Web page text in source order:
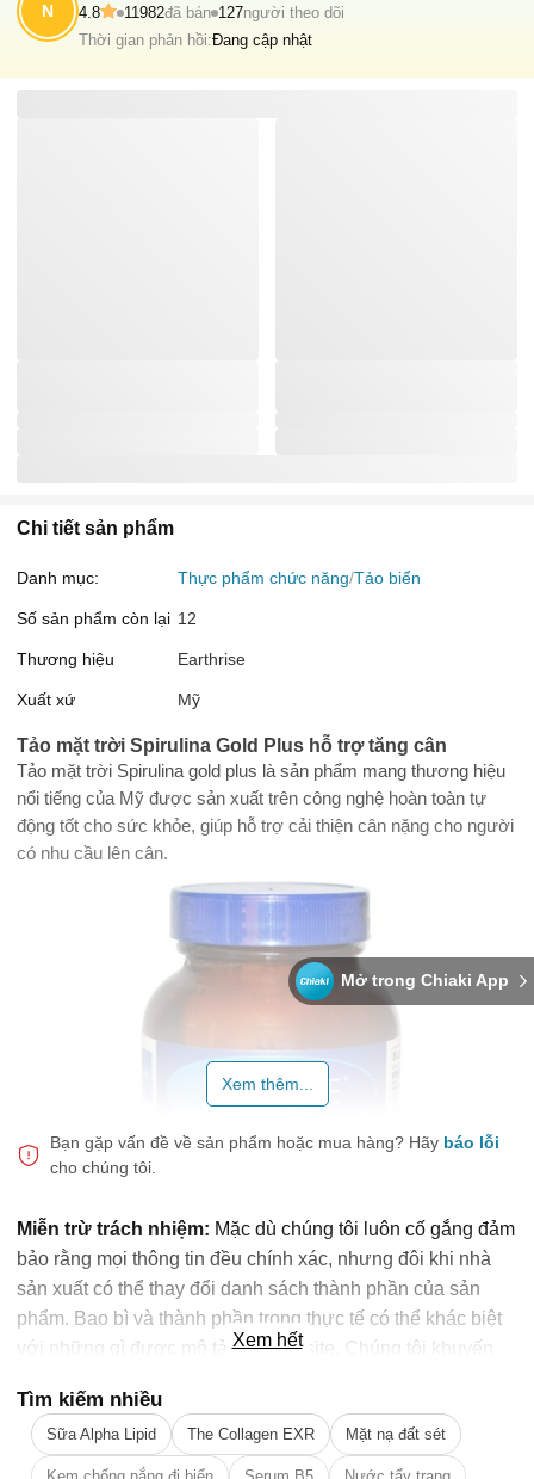
Mở trong Chiaki App
N 4.8 11982đã bán 127người theo dõi
Thời gian phản hồi:Đang cập nhật
Chi tiết sản phẩm
Danh mục: Thực phẩm chức năng Tảo biển
Số sản phẩm còn lại 12
Thương hiệu Earthrise
Xuất xứ Mỹ
Tảo mặt trời Spirulina Gold Plus hỗ trợ tăng cân
Tảo mặt trời Spirulina gold plus là sản phẩm mang thương hiệu
nổi tiếng của Mỹ được sản xuất trên công nghệ hoàn toàn tự
động tốt cho sức khỏe, giúp hỗ trợ cải thiện cân nặng cho người
có nhu cầu lên cân.
Tảo mặt trời Spirulina Gold Plus 360 viên là phương pháp lên cân
Tảo mặt trời Spirulina là gì?
Tảo mặt trời Spirulina là sản phẩm được chiết xuất từ tảo xoắn
Xem thêm...
Bạn gặp vấn đề về sản phẩm hoặc mua hàng? Hãy báo lỗi
cho chúng tôi.
Miễn trừ trách nhiệm: Mặc dù chúng tôi luôn cố gắng đảm
bảo rằng mọi thông tin đều chính xác, nhưng đôi khi nhà
sản xuất có thể thay đổi danh sách thành phần của sản
phẩm. Bao bì và thành phần trong thực tế có thể khác biệt
với những gì được mô tả trên website. Chúng tôi khuyến
website, mà hãy luôn luôn đọc nhãn mác, cảnh báo và
hướng dẫn sử dụng trước khi dùng sản phẩm. Để biết
thêm thông tin, vui lòng liên hệ nhà sản xuất. Nội dung trên
Xem hết
Tìm kiếm nhiều
Sữa Alpha Lipid The Collagen EXR Mặt nạ đất sét
🎁 Đừng Bỏ Lỡ! 🎁